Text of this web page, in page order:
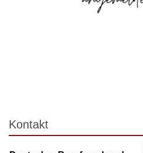
Kontakt